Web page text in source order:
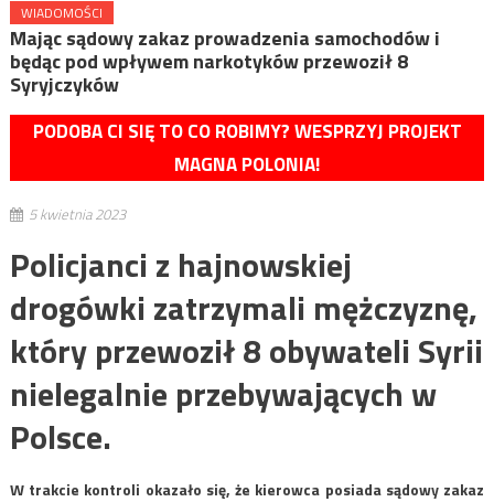
WIADOMOŚCI
Mając sądowy zakaz prowadzenia samochodów i
będąc pod wpływem narkotyków przewoził 8
Syryjczyków
PODOBA CI SIĘ TO CO ROBIMY? WESPRZYJ PROJEKT
MAGNA POLONIA!
5 kwietnia 2023
Policjanci z hajnowskiej
drogówki zatrzymali mężczyznę,
który przewoził 8 obywateli Syrii
nielegalnie przebywających w
Polsce.
W trakcie kontroli okazało się, że kierowca posiada sądowy zakaz